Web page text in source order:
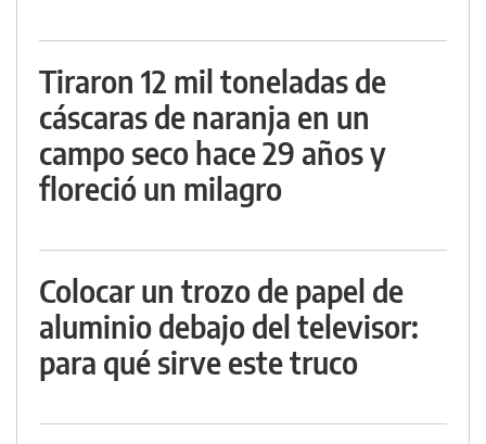
Tiraron 12 mil toneladas de
cáscaras de naranja en un
campo seco hace 29 años y
floreció un milagro
Colocar un trozo de papel de
aluminio debajo del televisor:
para qué sirve este truco